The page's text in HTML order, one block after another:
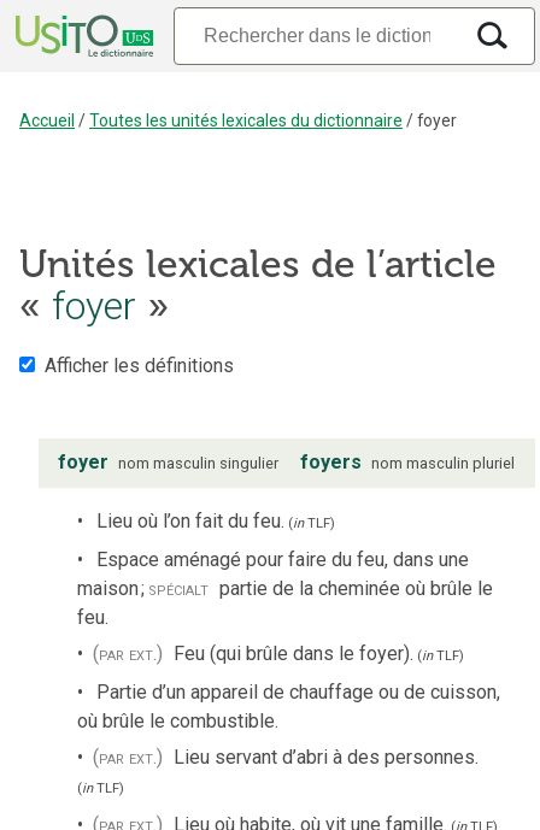
Accueil /Toutes les unités lexicales du dictionnaire /foyer
Unités lexicales de l’article
« foyer »
Afficher les définitions
foyer nom masculin singulier foyers nom masculin pluriel
Lieu où l’on fait du feu. (inTLF)
Espace aménagé pour faire du feu, dans une
maison; spécialt partie de la cheminée où brûle le
feu.
(par ext.) Feu (qui brûle dans le foyer). (inTLF)
Partie d’un appareil de chauffage ou de cuisson,
où brûle le combustible.
(par ext.) Lieu servant d’abri à des personnes.
(inTLF)
(par ext.) Lieu où habite, où vit une famille.